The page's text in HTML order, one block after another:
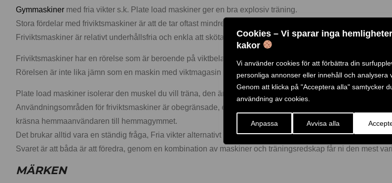
Cookies – Vi sparar inga
kakor
Vi använder cookies för att förbättra din
personliga annonser eller innehåll och analysera
Genom att klicka på "Acceptera alla" samtycker
användning av cookies.
Anpassa Avvisa alla
Gymmaskiner med fria vikter s.k. Plate load maskiner ger en bra explosiv träning.
Stora fördelar med friviktsmaskiner är att de tar oftast mindre utrymme och har en betydligt lägre
Friviktsmaskiner är relativt underhållsfria och enkla att sköta. I stort sätt enbart lager som behöver smörjas
Friviktsmaskiner har en rörelse som är beroende på viktbelastning och vinkel.
Rörelsen är inte lika jämn som en maskin med viktmagasin men däremot kommer motståndet ge en mer
Plate load maskiner isolerar den muskel du vill träna, den är extremt lätt att träna i och den lämpar sig
Användningsområden för friviktsmaskiner är obegränsade, exempelvis är de perfekta att placera på
kräsna hemmaanvändaren till hemmagymmet.
Det brukar alltid vara en ständig fråga, Fria vikter alternativt maskiner?
Svaret är att båda är att föredra, genom en kombination av maskiner och träningsredskap får ni den mest
MÄRKEN